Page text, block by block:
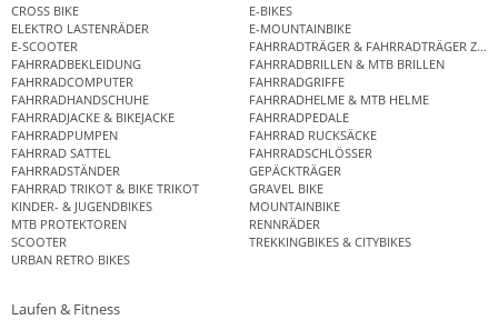
CROSS BIKE
E-BIKES
ELEKTRO LASTENRÄDER
E-MOUNTAINBIKE
E-SCOOTER
FAHRRADTRÄGER & FAHRRADTRÄGER
FAHRRADBEKLEIDUNG
FAHRRADBRILLEN & MTB BRILLEN
FAHRRADCOMPUTER
FAHRRADGRIFFE
FAHRRADHANDSCHUHE
FAHRRADHELME & MTB HELME
FAHRRADJACKE & BIKEJACKE
FAHRRADPEDALE
FAHRRADPUMPEN
FAHRRAD RUCKSÄCKE
FAHRRAD SATTEL
FAHRRADSCHLÖSSER
FAHRRADSTÄNDER
GEPÄCKTRÄGER
FAHRRAD TRIKOT & BIKE TRIKOT
GRAVEL BIKE
KINDER- & JUGENDBIKES
MOUNTAINBIKE
MTB PROTEKTOREN
RENNRÄDER
SCOOTER
TREKKINGBIKES & CITYBIKES
URBAN RETRO BIKES
Laufen & Fitness